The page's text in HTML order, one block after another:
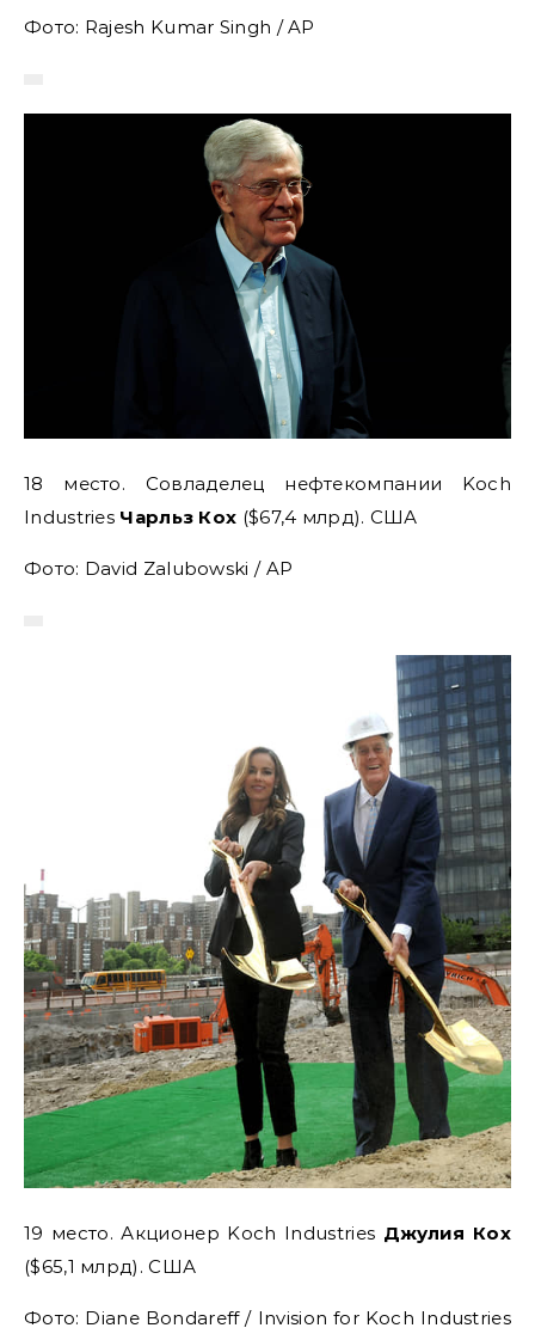
Фото: Rajesh Kumar Singh / AP
18 место. Совладелец нефтекомпании Koch
Industries Чарльз Кох ($67,4 млрд). США
Фото: David Zalubowski / AP
19 место. Акционер Koch Industries Джулия Кох
($65,1 млрд). США
Фото: Diane Bondareff / Invision for Koch Industries